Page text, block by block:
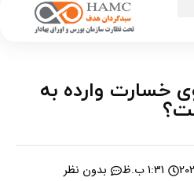
وارده به
1:31 ب.ظ بدون نظر